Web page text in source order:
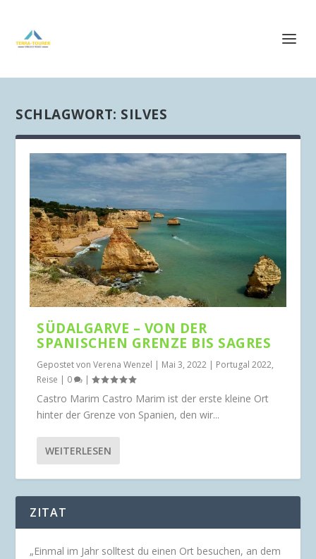
SCHLAGWORT: SILVES
SÜDALGARVE – VON DER
SPANISCHEN GRENZE BIS SAGRES
Gepostet vonVerena Wenzel | Mai 3, 2022 | Portugal 2022,
Reise | 0 |
Castro Marim Castro Marim ist der erste kleine Ort
hinter der Grenze von Spanien, den wir...
WEITERLESEN
ZITAT
„Einmal im Jahr solltest du einen Ort besuchen, an dem